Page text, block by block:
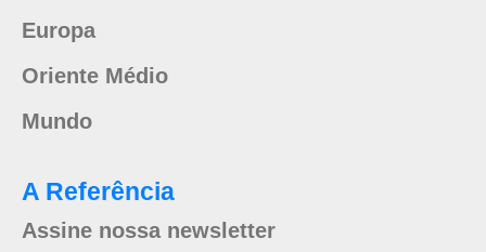
Europa
Oriente Médio
Mundo
A Referência
Assine nossa newsletter